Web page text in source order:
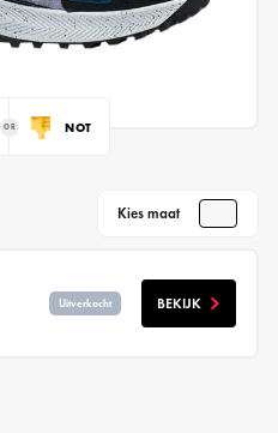
NOT
Kies maat
Uitverkocht BEKIJK